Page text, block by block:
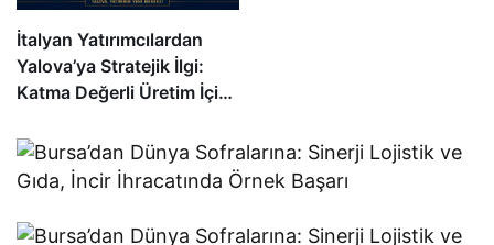
İtalyan Yatırımcılardan
Yalova’ya Stratejik İlgi:
Katma Değerli Üretim İçin